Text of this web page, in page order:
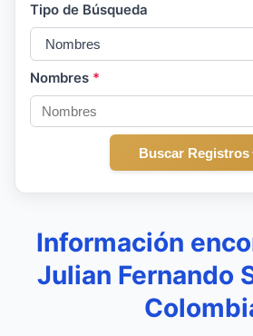
Tipo de Búsqueda
Nombres *
Buscar Registros
Información
Julian Fernando